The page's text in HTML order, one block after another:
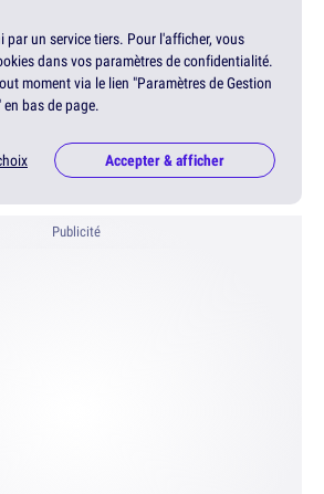
par un service tiers. Pour l'afficher, vous
dans vos paramètres de confidentialité.
moment via le lien "Paramètres de Gestion
bas de page.
Accepter & afficher
Publicité